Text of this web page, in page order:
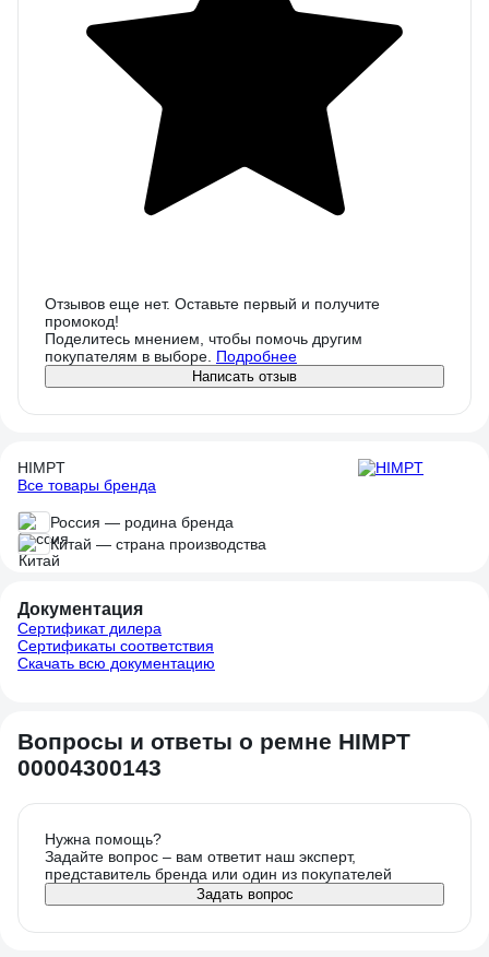
Отзывов еще нет. Оставьте первый и получите
промокод!
Поделитесь мнением, чтобы помочь другим
покупателям в выборе. Подробнее
Написать отзыв
HIMPT
Все товары бренда
Россия — родина бренда
Китай — страна производства
Документация
Сертификат дилера
Сертификаты соответствия
Скачать всю документацию
Вопросы и ответы о ремне HIMPT
00004300143
Нужна помощь?
Задайте вопрос – вам ответит наш эксперт,
представитель бренда или один из покупателей
Задать вопрос